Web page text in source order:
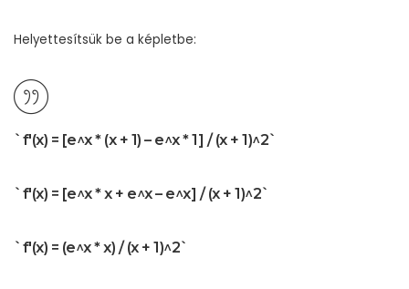
Helyettesítsük be a képletbe:
`f'(x) = [e^x * (x + 1) – e^x * 1] / (x + 1)^2`
`f'(x) = [e^x * x + e^x – e^x] / (x + 1)^2`
`f'(x) = (e^x * x) / (x + 1)^2`